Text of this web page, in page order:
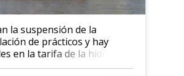
la suspensión de la
de prácticos y hay
en la tarifa de la hidrovía